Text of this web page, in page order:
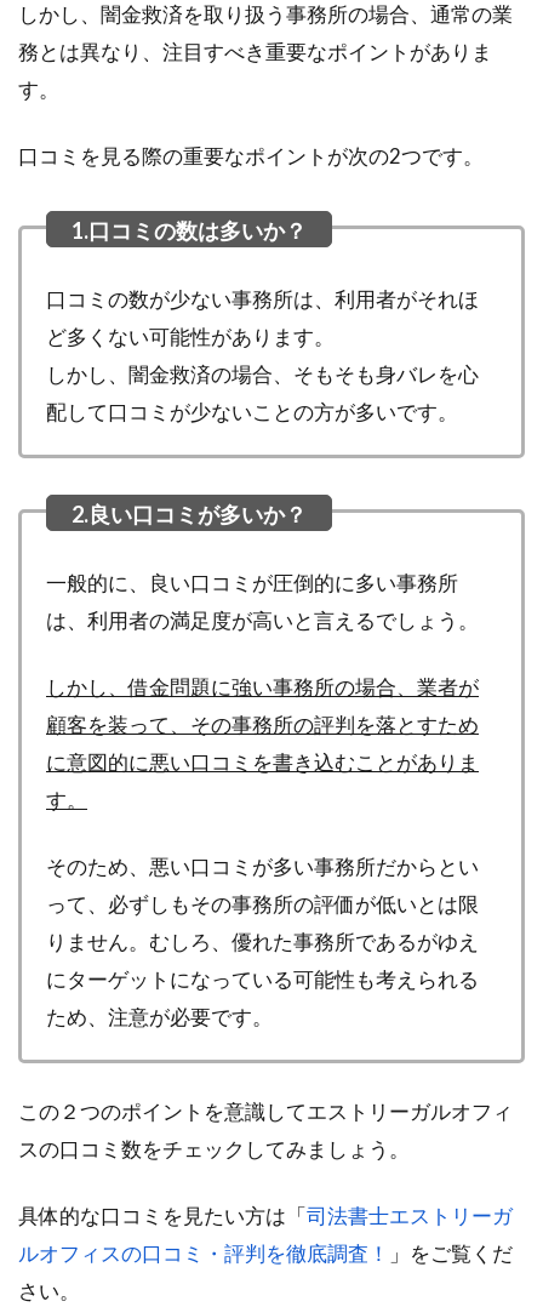
しかし、闇金救済を取り扱う事務所の場合、通常の業
務とは異なり、注目すべき重要なポイントがありま
す。
口コミを見る際の重要なポイントが次の2つです。
口コミの数が少ない事務所は、利用者がそれほ
ど多くない可能性があります。
しかし、闇金救済の場合、そもそも身バレを心
配して口コミが少ないことの方が多いです。
一般的に、良い口コミが圧倒的に多い事務所
は、利用者の満足度が高いと言えるでしょう。
しかし、借金問題に強い事務所の場合、業者が
顧客を装って、その事務所の評判を落とすため
に意図的に悪い口コミを書き込むことがありま
す。
そのため、悪い口コミが多い事務所だからとい
って、必ずしもその事務所の評価が低いとは限
りません。むしろ、優れた事務所であるがゆえ
にターゲットになっている可能性も考えられる
ため、注意が必要です。
この２つのポイントを意識してエストリーガルオフィ
スの口コミ数をチェックしてみましょう。
具体的な口コミを見たい方は「司法書士エストリーガ
ルオフィスの口コミ・評判を徹底調査！
」をご覧くだ
さい。